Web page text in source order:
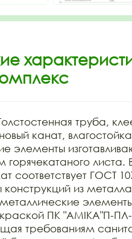
труба,
канат,
элементы
соответствует ГОСТ
из металла
ПК "АМIKA"П-ПЛ-
требованиям